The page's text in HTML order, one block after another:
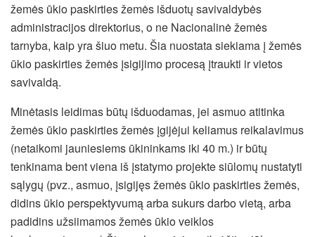
žemės ūkio paskirties žemės išduotų savivaldybės
administracijos direktorius, o ne Nacionalinė žemės
tarnyba, kaip yra šiuo metu. Šia nuostata siekiama į žemės
ūkio paskirties žemės įsigijimo procesą įtraukti ir vietos
savivaldą.
Minėtasis leidimas būtų išduodamas, jei asmuo atitinka
žemės ūkio paskirties žemės įgijėjui keliamus reikalavimus
(netaikomi jauniesiems ūkininkams iki 40 m.) ir būtų
tenkinama bent viena iš įstatymo projekte siūlomų nustatyti
sąlygų (pvz., asmuo, įsigijęs žemės ūkio paskirties žemės,
didins ūkio perspektyvumą arba sukurs darbo vietą, arba
padidins užsiimamos žemės ūkio veiklos